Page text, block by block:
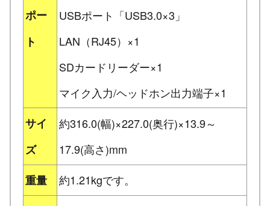
ポー
ト
USBポート「USB3.0×3」
LAN（RJ45）×1
SDカードリーダー×1
マイク入力/ヘッドホン出力端子×1
サイ
ズ
約316.0(幅)×227.0(奥行)×13.9～
17.9(高さ)mm
重量
約1.21kgです。